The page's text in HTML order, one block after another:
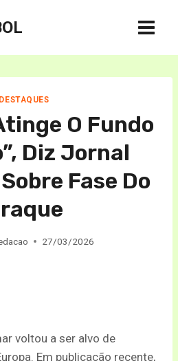
DESTAQUES
O Fundo
Diz Jornal
Fase Do
27/03/2026
voltou a ser alvo de
Em publicação recente,